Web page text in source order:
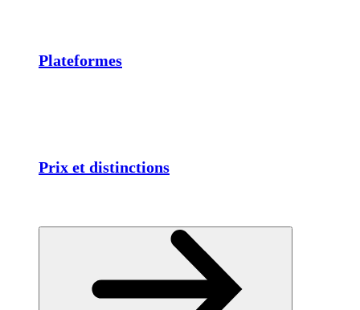
Plateformes
Prix et distinctions